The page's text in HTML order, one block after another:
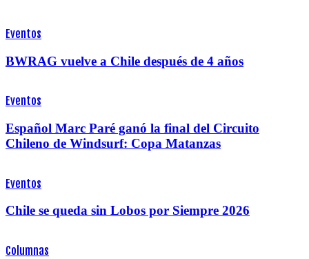
Eventos
BWRAG vuelve a Chile después de 4 años
Eventos
Español Marc Paré ganó la final del Circuito
Chileno de Windsurf: Copa Matanzas
Eventos
Chile se queda sin Lobos por Siempre 2026
Columnas